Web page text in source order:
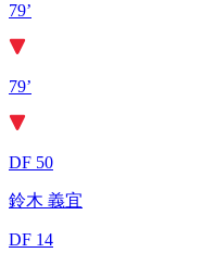
79’
79’
DF 50
鈴木 義宜
DF 14